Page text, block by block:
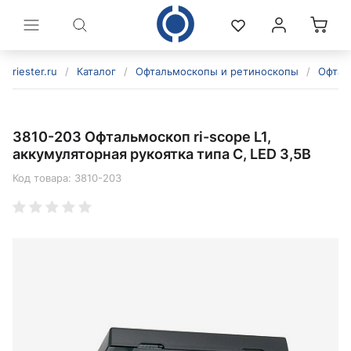
riester.ru / Каталог / Офтальмоскопы и ретиноскопы /
3810-203 Офтальмоскоп ri-scope L1,
аккумуляторная рукоятка типа C, LED 3,5В
Код товара: 3810-203